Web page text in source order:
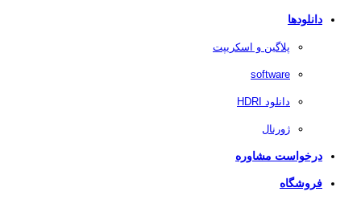
دانلودها
پلاگین و اسکریپت
software
دانلود HDRI
ژورنال
درخواست مشاوره
فروشگاه